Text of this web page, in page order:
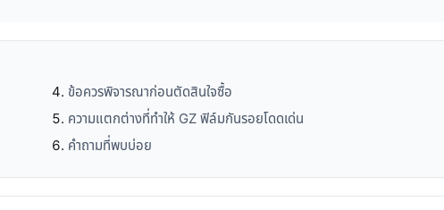
ข้อควรพิจารณาก่อนตัดสินใจซื้อ
ความแตกต่างที่ทำให้ GZ ฟิล์มกันรอยโดดเด่น
คำถามที่พบบ่อย